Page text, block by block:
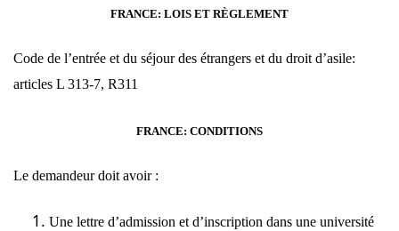
FRANCE: LOIS ET RÈGLEMENT
Code de l’entrée et du séjour des étrangers et du droit d’asile:
articles L 313-7, R311
FRANCE: CONDITIONS
Le demandeur doit avoir :
Une lettre d’admission et d’inscription dans une université